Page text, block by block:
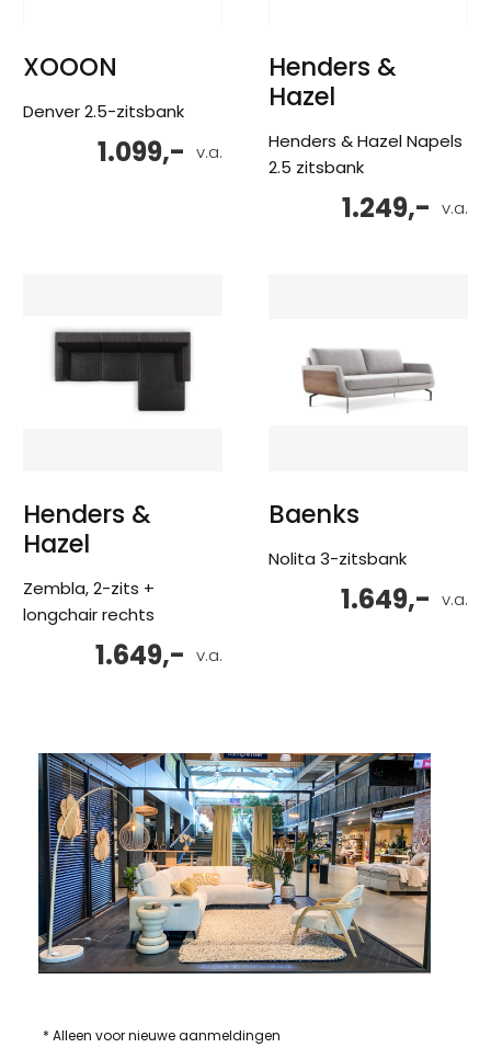
XOOON
Denver 2.5-zitsbank
v.a.
1.099,-
Henders &
Hazel
Henders & Hazel Napels
2.5 zitsbank
v.a.
1.249,-
Henders &
Hazel
Zembla, 2-zits +
longchair rechts
v.a.
1.649,-
Baenks
Nolita 3-zitsbank
v.a.
1.649,-
* Alleen voor nieuwe aanmeldingen